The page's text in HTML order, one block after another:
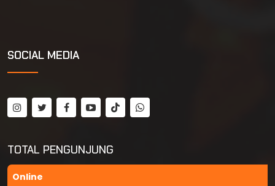
SOCIAL MEDIA
TOTAL PENGUNJUNG
Online